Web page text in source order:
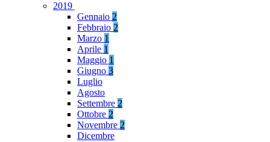
2019
Gennaio 2
Febbraio 2
Marzo 1
Aprile 1
Maggio 1
Giugno 3
Luglio
Agosto
Settembre 2
Ottobre 2
Novembre 2
Dicembre